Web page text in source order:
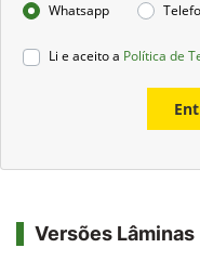
Whatsapp
Li e aceito a Política de
Versões Lâminas